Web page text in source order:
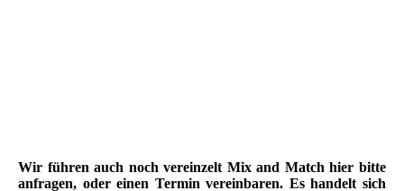
Wir führen auch noch vereinzelt Mix and Match hier bitte
anfragen, oder einen Termin vereinbaren. Es handelt sich